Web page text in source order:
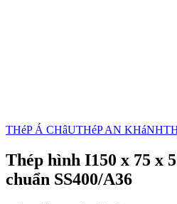
THéP Á CHâUTHéP AN KHáNH
Thép hình I150 x 75 x
chuẩn SS400/A36